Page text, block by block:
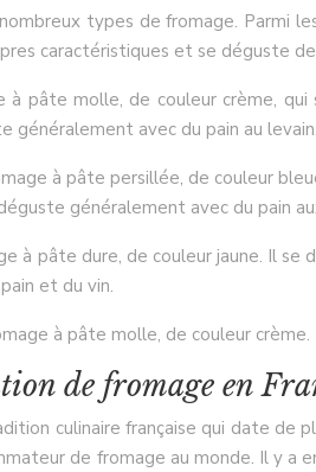
types de fromage. Parmi
caractéristiques et se déguste
à pâte molle, de couleur crème,
généralement avec du pain au levain.
à pâte persillée, de couleur
généralement avec du pain
à pâte dure, de couleur jaune. Il
et du vin.
à pâte molle, de couleur
de fromage en
culinaire française qui date de
de fromage au monde. Il y a